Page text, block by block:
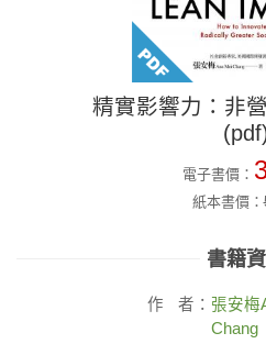
精實影響力：非
電子書價：
紙本書價：
書籍
作 者： 張安梅
Chang